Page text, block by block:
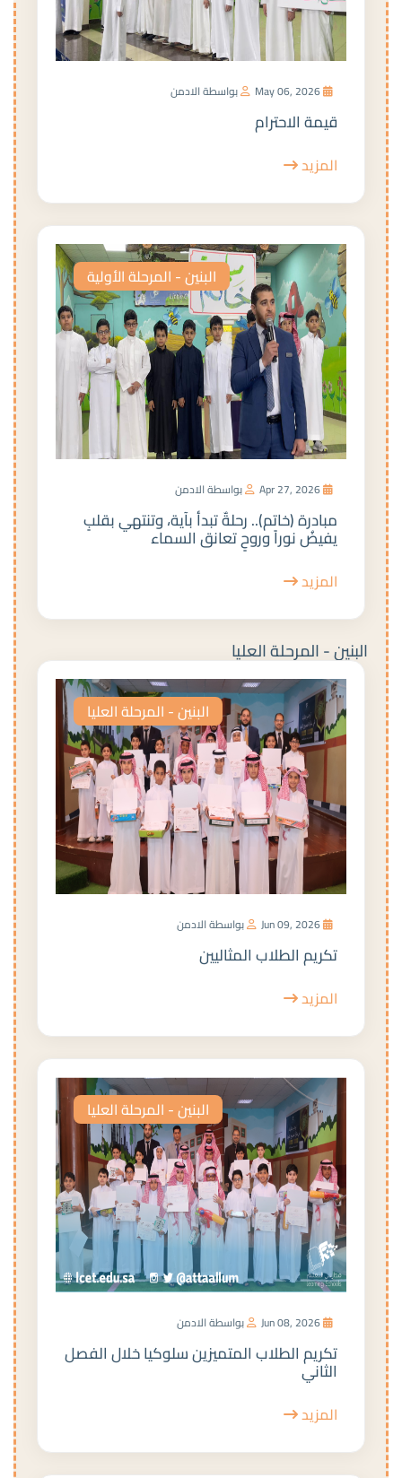
بواسطة الادمن
قيمة الاحترام
المزيد
البنين - المرحلة الأولية
بواسطة الادمن
مبادرة (خاتم).. رحلةٌ تبدأ بآية، وتنتهي بقلبٍ
يفيضُ نوراً وروحٍ تعانق السماء
المزيد
البنين - المرحلة العليا
البنين - المرحلة العليا
بواسطة الادمن
تكريم الطلاب المثاليين
المزيد
البنين - المرحلة العليا
بواسطة الادمن
تكريم الطلاب المتميزين سلوكيا خلال الفصل
الثاني
المزيد